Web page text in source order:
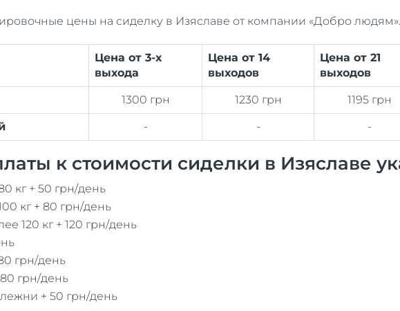
цены на сиделку в Изяславе от компании «Добро людям».
Цена от 3-х
выхода
Цена от 14
выходов
Цена от 21
выходов
1300 грн 1230 грн 1195 грн
- - -
к стоимости сиделки в Изяславе
кг + 50 грн/день
кг + 80 грн/день
120 кг + 120 грн/день
грн/день
грн/день
+ 50 грн/день